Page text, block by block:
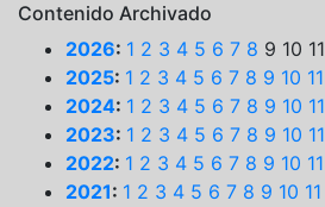
Contenido Archivado
2026: 1 2 3 4 5 6 7 8 9 10 11
2025: 1 2 3 4 5 6 7 8 9 10 11
2024: 1 2 3 4 5 6 7 8 9 10 11
2023: 1 2 3 4 5 6 7 8 9 10 11
2022: 1 2 3 4 5 6 7 8 9 10 11
2021: 1 2 3 4 5 6 7 8 9 10 11